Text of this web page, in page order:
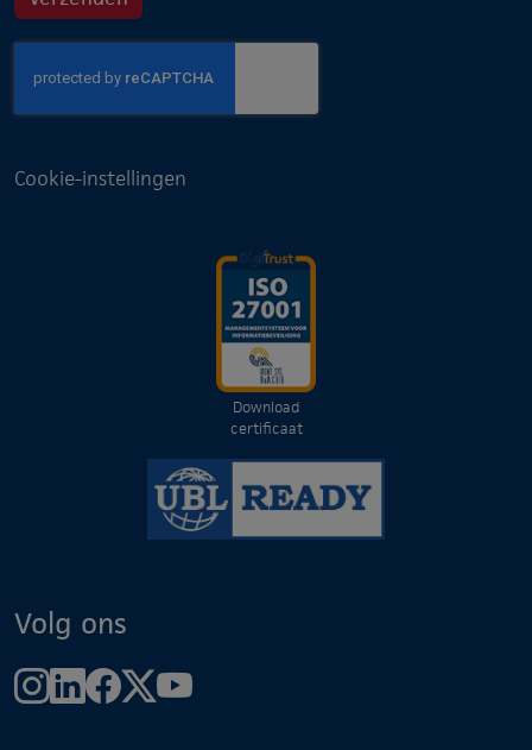
Cookie-instellingen
Download
certificaat
Volg ons